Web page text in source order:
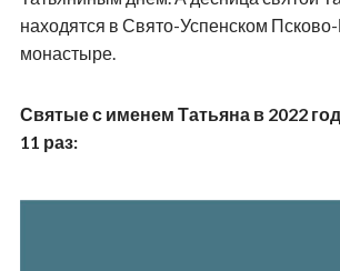
находятся в Свято-Успенском
монастыре.
Святые с именем Татьяна в 2022
11 раз: